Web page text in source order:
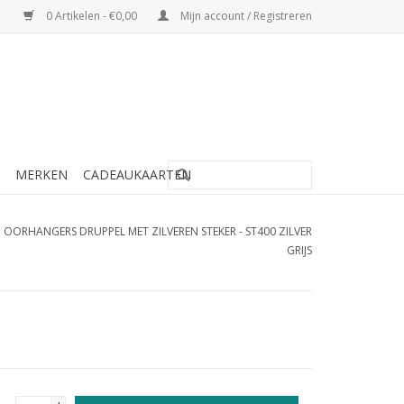
0 Artikelen - €0,00 Mijn account / Registreren
MERKEN CADEAUKAARTEN
DRUPPEL MET ZILVEREN STEKER - ST400 ZILVER
GRIJS